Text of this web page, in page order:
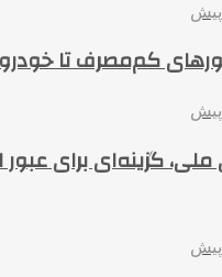
کم‌مصرف تا
ملی، گزینه‌ای برای